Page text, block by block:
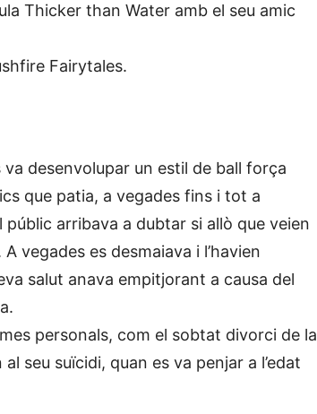
Thicker than Water amb el seu amic
Fairytales.
desenvolupar un estil de ball força
que patia, a vegades fins i tot a
públic arribava a dubtar si allò que veien
vegades es desmaiava i l’havien
salut anava empitjorant a causa del
personals, com el sobtat divorci de la
seu suïcidi, quan es va penjar a l’edat